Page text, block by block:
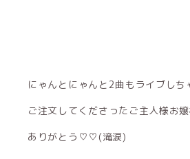
にゃんとにゃんと2曲もライブしち
ご注文してくださったご主人様お
ありがとう♡♡(滝涙)